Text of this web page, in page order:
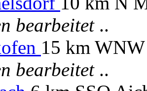
bearbeitet..
15 km
bearbeitet..